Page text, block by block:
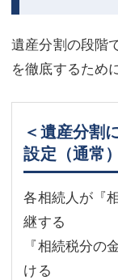
遺産分割の段階
を徹底するため
＜遺産分割
設定（通常
各相続人が『
継する
『相続税分の
ける